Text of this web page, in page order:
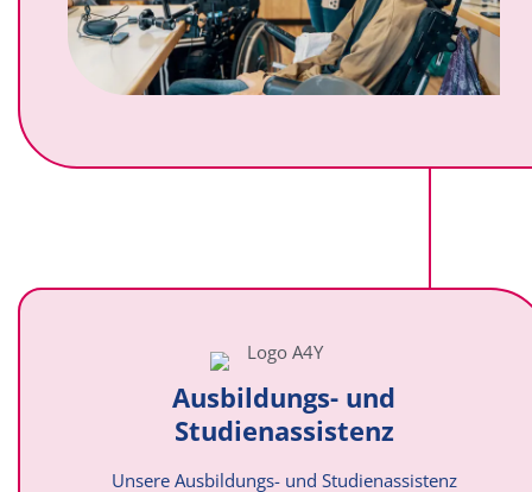
Ausbildungs- und
Studienassistenz
Unsere Ausbildungs- und Studienassistenz